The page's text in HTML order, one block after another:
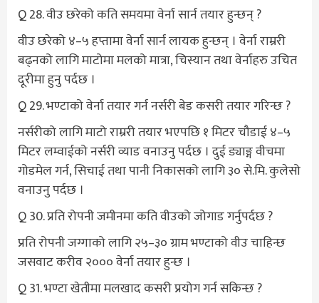
Q 28. वीउ छरेको कति समयमा वेर्ना सार्न तयार हुन्छन् ?
वीउ छरेको ४–५ हप्तामा वेर्ना सार्न लायक हुन्छन् । वेर्ना राम्ररी
बढ्नको लागि माटोमा मलको मात्रा, चिस्यान तथा वेर्नाहरु उचित
दूरीमा हुनु पर्दछ ।
Q 29. भण्टाको वेर्ना तयार गर्न नर्सरी बेड कसरी तयार गरिन्छ ?
नर्सरीको लागि माटो राम्ररी तयार भएपछि १ मिटर चौडाई ४–५
मिटर लम्वाईको नर्सरी व्याड वनाउनु पर्दछ । दुई ड्याङ्ग वीचमा
गोडमेल गर्न, सिचाई तथा पानी निकासको लागि ३० से.मि. कुलेसो
वनाउनु पर्दछ ।
Q 30. प्रति रोपनी जमीनमा कति वीउको जोगाड गर्नुपर्दछ ?
प्रति रोपनी जग्गाको लागि २५–३० ग्राम भण्टाको वीउ चाहिन्छ
जसवाट करीव २००० वेर्ना तयार हुन्छ ।
Q 31. भण्टा खेतीमा मलखाद कसरी प्रयोग गर्न सकिन्छ ?